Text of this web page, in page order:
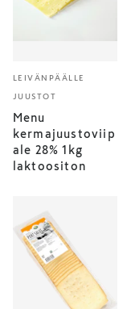
LEIVÄNPÄÄLLE
JUUSTOT
Menu
kermajuustoviip
ale 28% 1kg
laktoositon